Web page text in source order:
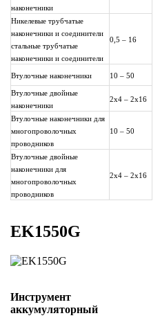
наконечники
Никелевые трубчатые
наконечники и соединители
стальные трубчатые
наконечники и соединители
0,5 – 16
Втулочные наконечники 10 – 50
Втулочные двойные
наконечники
2х4 – 2х16
Втулочные наконечники для
многопроволочных
проводников
10 – 50
Втулочные двойные
наконечники для
многопроволочных
проводников
2х4 – 2х16
EK1550G
Инструмент
аккумуляторный